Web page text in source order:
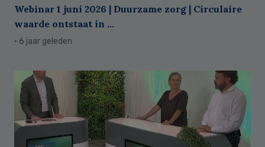
Webinar 1 juni 2026 | Duurzame zorg | Circulaire
waarde ontstaat in ...
· 6 jaar geleden